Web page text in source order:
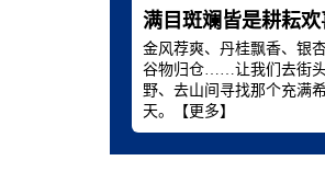
满目斑斓皆是耕耘欢
金风荐爽、丹桂飘香、银杏
谷物归仓……让我们去街
野、去山间寻找那个充满
天。【 更多】